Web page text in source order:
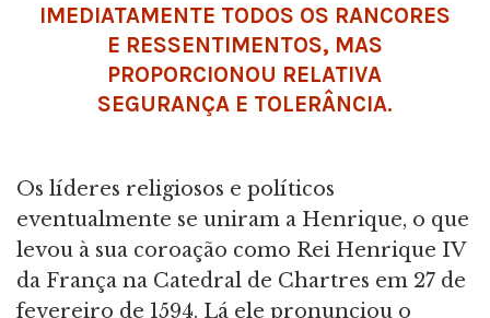
IMEDIATAMENTE TODOS OS RANCORES
E RESSENTIMENTOS, MAS
PROPORCIONOU RELATIVA
SEGURANÇA E TOLERÂNCIA.
Os líderes religiosos e políticos
eventualmente se uniram a Henrique, o que
levou à sua coroação como Rei Henrique IV
da França na Catedral de Chartres em 27 de
fevereiro de 1594. Lá ele pronunciou o